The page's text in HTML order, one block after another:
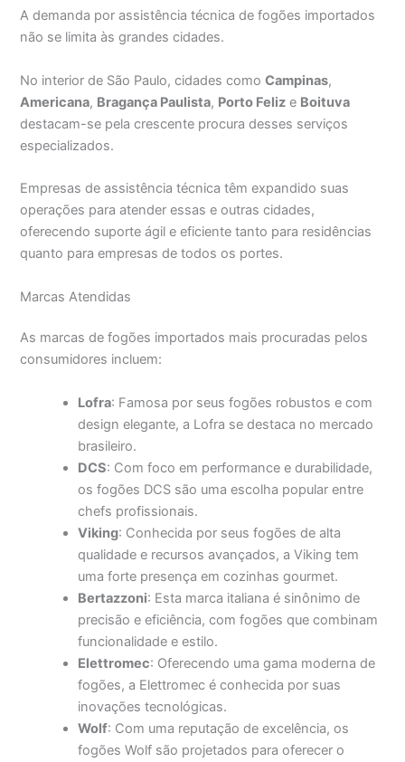
A demanda por assistência técnica de fogões importados
não se limita às grandes cidades.
No interior de São Paulo, cidades comoCampinas,
Americana, Bragança Paulista, Porto Feliz e Boituva
destacam-se pela crescente procura desses serviços
especializados.
Empresas de assistência técnica têm expandido suas
operações para atender essas e outras cidades,
oferecendo suporte ágil e eficiente tanto para residências
quanto para empresas de todos os portes.
Marcas Atendidas
As marcas de fogões importados mais procuradas pelos
consumidores incluem:
Lofra: Famosa por seus fogões robustos e com
design elegante, a Lofra se destaca no mercado
brasileiro.
DCS: Com foco em performance e durabilidade,
os fogões DCS são uma escolha popular entre
chefs profissionais.
Viking: Conhecida por seus fogões de alta
qualidade e recursos avançados, a Viking tem
uma forte presença em cozinhas gourmet.
Bertazzoni: Esta marca italiana é sinônimo de
precisão e eficiência, com fogões que combinam
funcionalidade e estilo.
Elettromec: Oferecendo uma gama moderna de
fogões, a Elettromec é conhecida por suas
inovações tecnológicas.
Wolf: Com uma reputação de excelência, os
fogões Wolf são projetados para oferecer o